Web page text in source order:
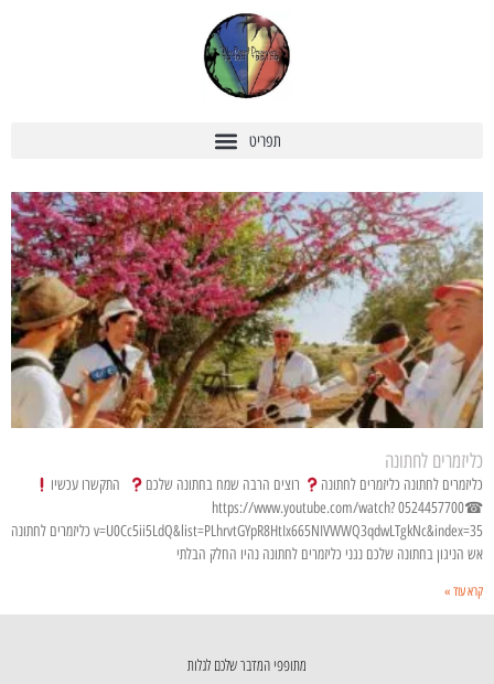
כליזמרים לחתונה
כליזמרים לחתונה כליזמרים לחתונה רוצים הרבה שמח בחתונה שלכם
התקשרו עכשיו
☎0524457700 https://www.youtube.com/watch?
v=U0Cc5ii5LdQ&list=PLhrvtGYpR8HtIx665NIVWWQ3qdwLTgkNc&index=35 כליזמרים לחתונה
אש הניגון בחתונה שלכם נגני כליזמרים לחתונה נהיו החלק הבלתי
קרא עוד »
מתופפי המדבר שלכם לגלות